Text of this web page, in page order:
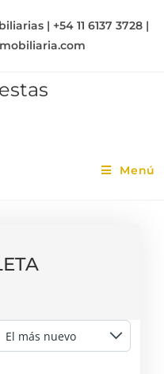
| +54 11 6137 3728 |
Menú